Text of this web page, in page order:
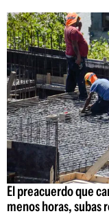
El preacuerdo que
menos horas, subas